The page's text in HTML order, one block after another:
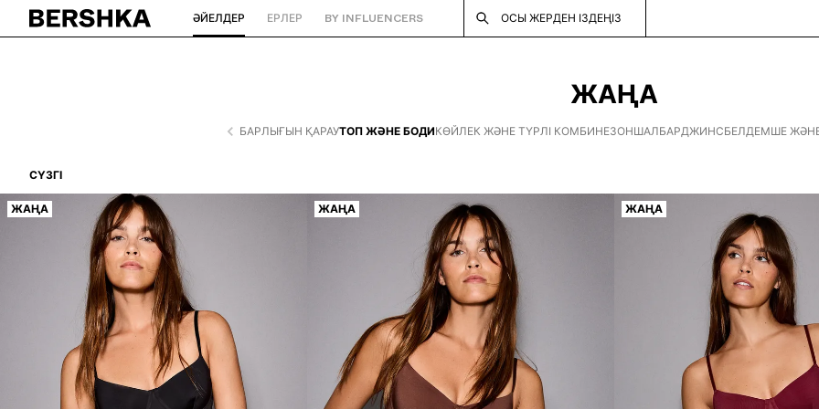
Басты бетке оралу ӘЙЕЛДЕР ЕРЛЕР BY INFLUENCERS ОСЫ ЖЕРДЕН ІЗДЕҢІЗ
ЖАҢА
БАРЛЫҒЫН ҚАРАУТОП ЖӘНЕ БОДИКӨЙЛЕК ЖӘНЕ ТҮРЛІ КОМБИНЕЗОНШАЛБАРДЖИНСБЕЛДЕМШЕ
СҮЗГІ
ЖАҢА ЖАҢА ЖАҢА